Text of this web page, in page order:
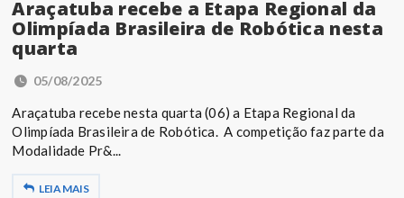
Araçatuba recebe a Etapa Regional da
Olimpíada Brasileira de Robótica nesta
quarta
05/08/2025
Araçatuba recebe nesta quarta (06) a Etapa Regional da
Olimpíada Brasileira de Robótica. A competição faz parte da
Modalidade Pr&...
LEIA MAIS